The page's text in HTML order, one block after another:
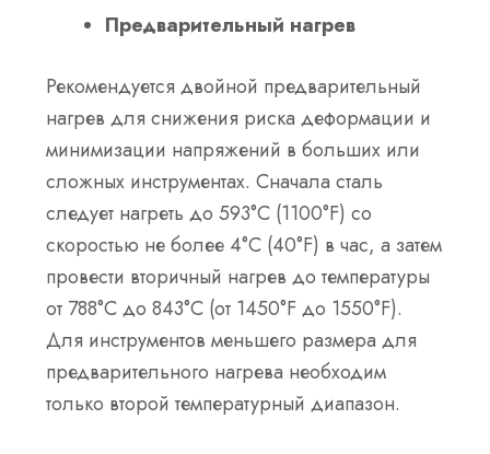
Предварительный нагрев
Рекомендуется двойной предварительный
нагрев для снижения риска деформации и
минимизации напряжений в больших или
сложных инструментах. Сначала сталь
следует нагреть до 593°C (1100°F) со
скоростью не более 4°C (40°F) в час, а затем
провести вторичный нагрев до температуры
от 788°C до 843°C (от 1450°F до 1550°F).
Для инструментов меньшего размера для
предварительного нагрева необходим
только второй температурный диапазон.